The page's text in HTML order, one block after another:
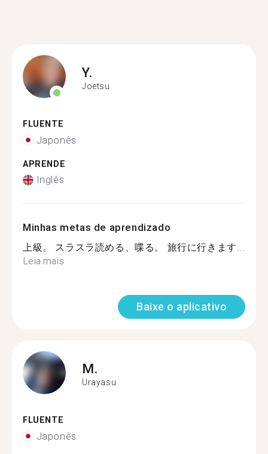
Y.
Joetsu
FLUENTE
Japonês
APRENDE
Inglês
Minhas metas de aprendizado
上級。 スラスラ読める、喋る。 旅行に行きます...
Leia mais
Baixe o aplicativo
M.
Urayasu
FLUENTE
Japonês